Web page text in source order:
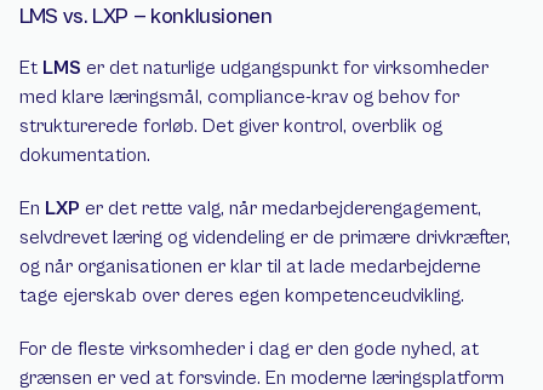
LMS vs. LXP — konklusionen
Et LMS er det naturlige udgangspunkt for virksomheder
med klare læringsmål, compliance-krav og behov for
strukturerede forløb. Det giver kontrol, overblik og
dokumentation.
En LXP er det rette valg, når medarbejderengagement,
selvdrevet læring og videndeling er de primære drivkræfter,
og når organisationen er klar til at lade medarbejderne
tage ejerskab over deres egen kompetenceudvikling.
For de fleste virksomheder i dag er den gode nyhed, at
grænsen er ved at forsvinde. En moderne læringsplatform